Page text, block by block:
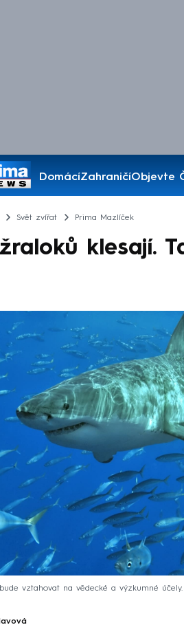
DomácíZahraničíObjevte
Pořady
Svět zvířat Prima Mazlíček
klesají.
vztahovat na vědecké a výzkumné účely.